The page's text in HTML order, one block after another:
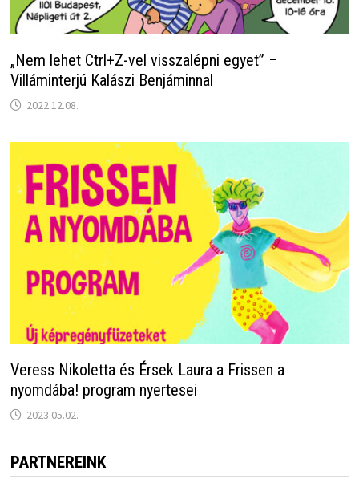
„Nem lehet Ctrl+Z-vel visszalépni egyet” –
Villáminterjú Kalászi Benjáminnal
2022.12.08.
Veress Nikoletta és Érsek Laura a Frissen a
nyomdába! program nyertesei
2023.05.02.
PARTNEREINK